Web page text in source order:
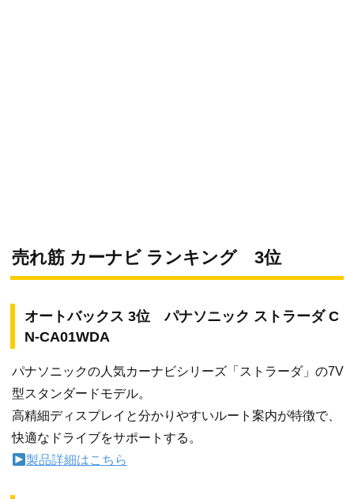
売れ筋 カーナビ ランキング 3位
オートバックス 3位 パナソニック ストラーダ C
N-CA01WDA
パナソニックの人気カーナビシリーズ「ストラーダ」の7V
型スタンダードモデル。
高精細ディスプレイと分かりやすいルート案内が特徴で、
快適なドライブをサポートする。
製品詳細はこちら